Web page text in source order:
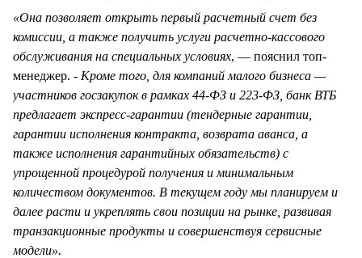
«Она позволяет открыть первый расчетный счет без
комиссии, а также получить услуги расчетно-кассового
обслуживания на специальных условиях, — пояснил топ-
менеджер. - Кроме того, для компаний малого бизнеса —
участников госзакупок в рамках 44-ФЗ и 223-ФЗ, банк ВТБ
предлагает экспресс-гарантии (тендерные гарантии,
гарантии исполнения контракта, возврата аванса, а
также исполнения гарантийных обязательств) с
упрощенной процедурой получения и минимальным
количеством документов. В текущем году мы планируем и
далее расти и укреплять свои позиции на рынке, развивая
транзакционные продукты и совершенствуя сервисные
модели».